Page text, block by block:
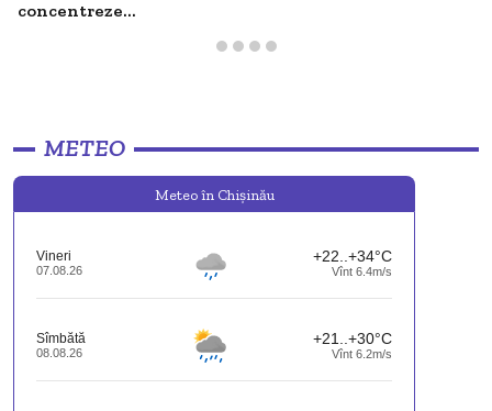
concentreze...
METEO
Meteo în Chişinău
Vineri
07.08.26
+22..+34°C
Vînt 6.4m/s
Sîmbătă
08.08.26
+21..+30°C
Vînt 6.2m/s